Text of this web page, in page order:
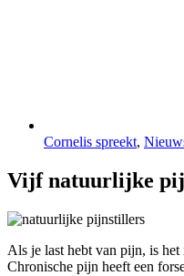
Cornelis spreekt,
Vijf natuurlijke
Als je last hebt van pijn, is
Chronische pijn heeft een